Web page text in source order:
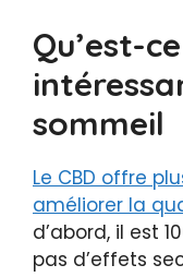
Qu’est-
sommeil
Le CBD offre
améliorer la
d’abord, il est
pas d’effets